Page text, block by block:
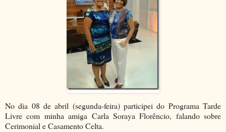
No dia 08 de abril (segunda-feira) participei do Programa Tarde
Livre com minha amiga Carla Soraya Florêncio, falando sobre
Cerimonial e Casamento Celta.